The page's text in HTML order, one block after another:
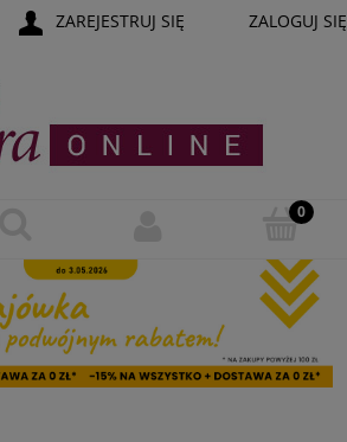
ZAREJESTRUJ SIĘ ZALOGUJ SIĘ